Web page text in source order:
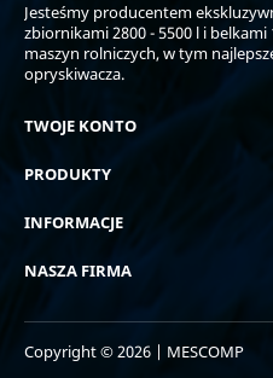
Jesteśmy producentem
zbiornikami 2800 - 5500 l i
maszyn rolniczych, w tym
opryskiwacza.
TWOJE KONTO
PRODUKTY
INFORMACJE
NASZA FIRMA
Copyright © 2026 | MESCOMP